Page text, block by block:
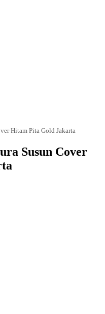
Hitam Pita Gold Jakarta
Susun Cover